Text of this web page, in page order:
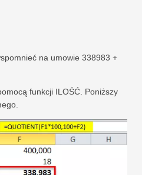
na umowie 338983 +
funkcji ILOŚĆ. Poniższy